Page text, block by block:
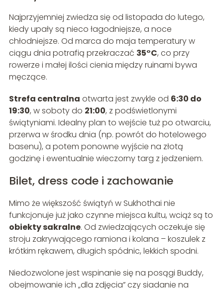
Najprzyjemniej zwiedza się od listopada do lutego,
kiedy upały są nieco łagodniejsze, a noce
chłodniejsze. Od marca do maja temperatury w
ciągu dnia potrafią przekraczać 35°C, co przy
rowerze i małej ilości cienia między ruinami bywa
męczące.
Strefa centralna otwarta jest zwykle od 6:30 do
19:30, w soboty do 21:00, z podświetlonymi
świątyniami. Idealny plan to wejście tuż po otwarciu,
przerwa w środku dnia (np. powrót do hotelowego
basenu), a potem ponowne wyjście na złotą
godzinę i ewentualnie wieczorny targ z jedzeniem.
Bilet, dress code i zachowanie
Mimo że większość świątyń w Sukhothai nie
funkcjonuje już jako czynne miejsca kultu, wciąż są to
obiekty sakralne. Od zwiedzających oczekuje się
stroju zakrywającego ramiona i kolana – koszulek z
krótkim rękawem, długich spódnic, lekkich spodni.
Niedozwolone jest wspinanie się na posągi Buddy,
obejmowanie ich „dla zdjęcia” czy siadanie na